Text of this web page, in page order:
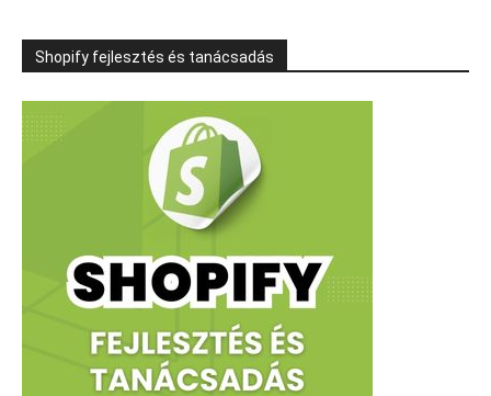
Shopify fejlesztés és tanácsadás